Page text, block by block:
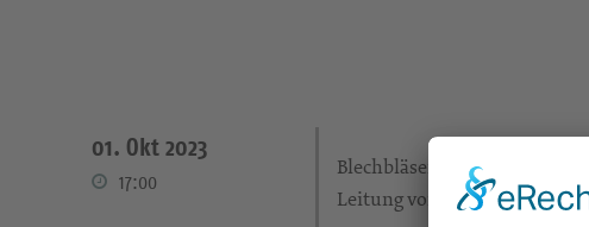
01. Okt 2023
17:00
Blechbläserensemble unter der
Leitung von Lutz Hildebrand